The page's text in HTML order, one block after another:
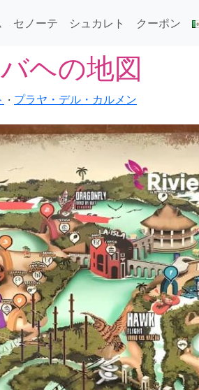
セノーテ シュカレト クーポン
ヘの地図
· プラヤ・デル・カルメン